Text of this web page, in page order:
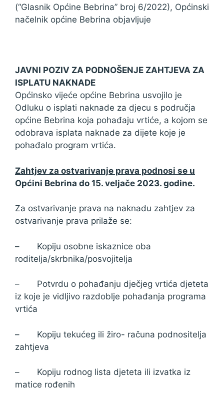
(“Glasnik Općine Bebrina” broj 6/2022), Općinski
načelnik općine Bebrina objavljuje
JAVNI POZIV ZA PODNOŠENJE ZAHTJEVA ZA
ISPLATU NAKNADE
Općinsko vijeće općine Bebrina usvojilo je
Odluku o isplati naknade za djecu s područja
općine Bebrina koja pohađaju vrtiće, a kojom se
odobrava isplata naknade za dijete koje je
pohađalo program vrtića.
Zahtjev za ostvarivanje prava podnosi se u
Općini Bebrina do 15. veljače 2023. godine.
Za ostvarivanje prava na naknadu zahtjev za
ostvarivanje prava prilaže se:
– Kopiju osobne iskaznice oba
roditelja/skrbnika/posvojitelja
– Potvrdu o pohađanju dječjeg vrtića djeteta
iz koje je vidljivo razdoblje pohađanja programa
vrtića
– Kopiju tekućeg ili žiro- računa podnositelja
zahtjeva
– Kopiju rodnog lista djeteta ili izvatka iz
matice rođenih